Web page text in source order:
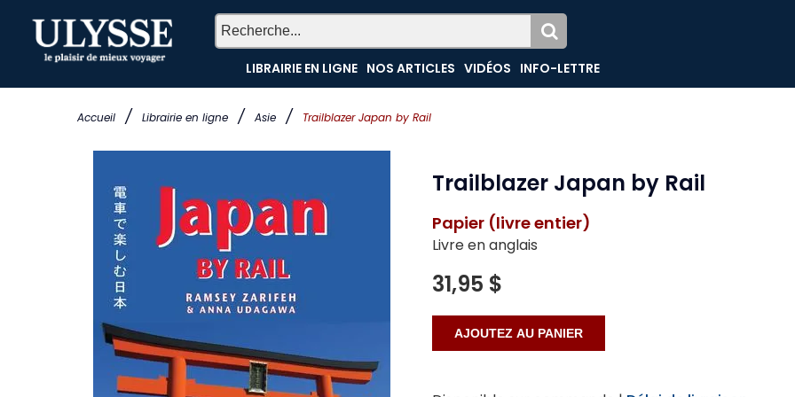
Accueil / Librairie en ligne / Asie / Trailblazer Japan by Rail
LIBRAIRIE EN LIGNE NOS ARTICLES VIDÉOS INFO-LETTRE
Trailblazer Japan by Rail
Papier (livre entier)
Livre en anglais
31,95 $